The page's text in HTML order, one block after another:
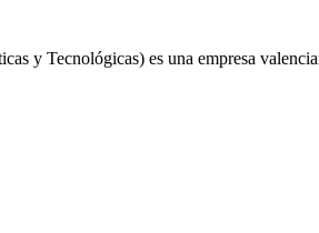
y Tecnológicas) es una empresa